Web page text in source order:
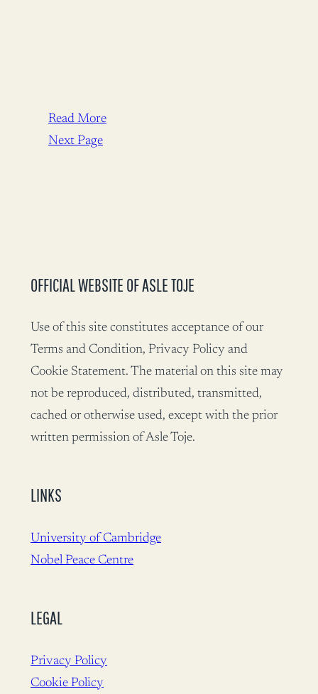
Read More
Next Page
OFFICIAL WEBSITE OF ASLE TOJE
Use of this site constitutes acceptance of our
Terms and Condition, Privacy Policy and
Cookie Statement. The material on this site may
not be reproduced, distributed, transmitted,
cached or otherwise used, except with the prior
written permission of Asle Toje.
LINKS
University of Cambridge
Nobel Peace Centre
LEGAL
Privacy Policy
Cookie Policy